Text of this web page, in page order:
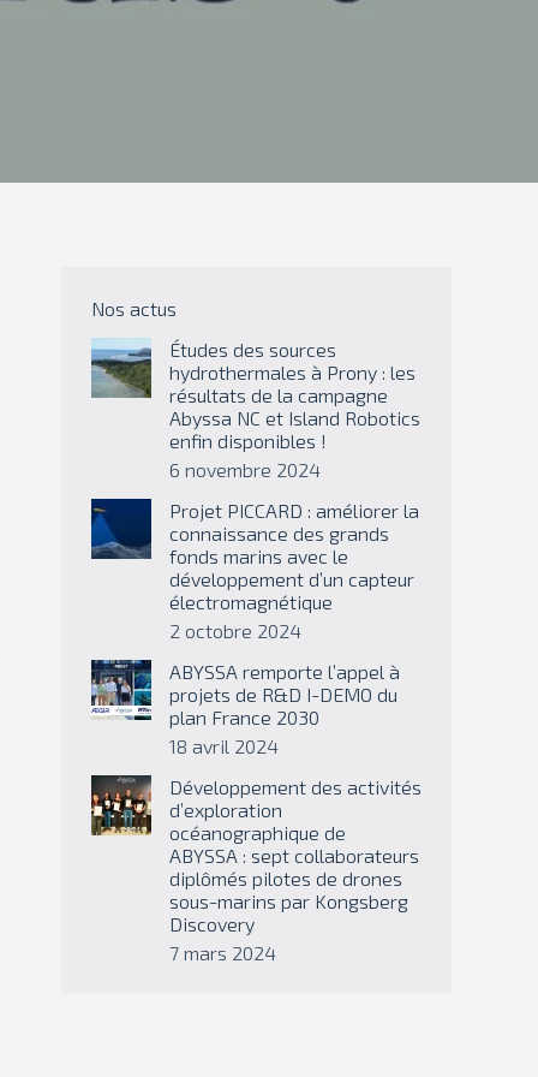
Nos actus
Études des sources
hydrothermales à Prony : les
résultats de la campagne
Abyssa NC et Island Robotics
enfin disponibles !
6 novembre 2024
Projet PICCARD : améliorer la
connaissance des grands
fonds marins avec le
développement d’un capteur
électromagnétique
2 octobre 2024
ABYSSA remporte l’appel à
projets de R&D I-DEMO du
plan France 2030
18 avril 2024
Développement des activités
d’exploration
océanographique de
ABYSSA : sept collaborateurs
diplômés pilotes de drones
sous-marins par Kongsberg
Discovery
7 mars 2024